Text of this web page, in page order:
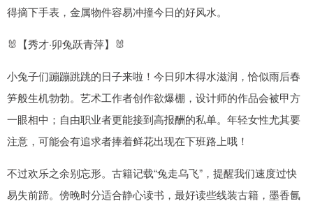
得摘下手表，金属物件容易冲撞今日的好风水。
🐰【秀才·卯兔跃青萍】🐰
小兔子们蹦蹦跳跳的日子来啦！今日卯木得水滋润，恰似雨后春
笋般生机勃勃。艺术工作者创作欲爆棚，设计师的作品会被甲方
一眼相中；自由职业者更能接到高报酬的私单。年轻女性尤其要
注意，可能会有追求者捧着鲜花出现在下班路上哦！
不过欢乐之余别忘形。古籍记载“兔走乌飞”，提醒我们速度过快
易失前蹄。傍晚时分适合静心读书，最好读些线装古籍，墨香氤